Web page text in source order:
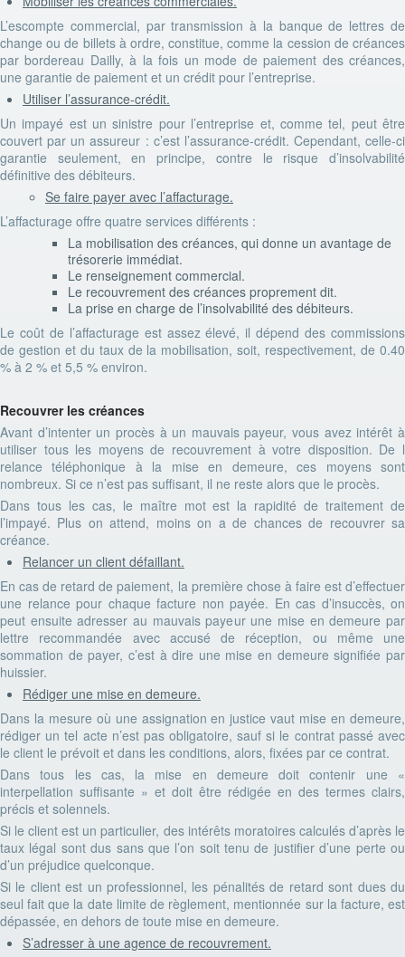
L’escompte commercial, par transmission à la banque de lettres de
change ou de billets à ordre, constitue, comme la cession de créances
par bordereau Dailly, à la fois un mode de paiement des créances,
une garantie de paiement et un crédit pour l’entreprise.
Utiliser l’assurance-crédit.
Un impayé est un sinistre pour l’entreprise et, comme tel, peut être
couvert par un assureur : c’est l’assurance-crédit. Cependant, celle-ci
garantie seulement, en principe, contre le risque d’insolvabilité
définitive des débiteurs.
Se faire payer avec l’affacturage.
L’affacturage offre quatre services différents :
La mobilisation des créances, qui donne un avantage de
trésorerie immédiat.
Le renseignement commercial.
Le recouvrement des créances proprement dit.
La prise en charge de l’insolvabilité des débiteurs.
Le coût de l’affacturage est assez élevé, il dépend des commissions
de gestion et du taux de la mobilisation, soit, respectivement, de 0.40
% à 2 % et 5,5 % environ.
Recouvrer les créances
Avant d’intenter un procès à un mauvais payeur, vous avez intérêt à
utiliser tous les moyens de recouvrement à votre disposition. De l
relance téléphonique à la mise en demeure, ces moyens sont
nombreux. Si ce n’est pas suffisant, il ne reste alors que le procès.
Dans tous les cas, le maître mot est la rapidité de traitement de
l’impayé. Plus on attend, moins on a de chances de recouvrer sa
créance.
Relancer un client défaillant.
En cas de retard de paiement, la première chose à faire est d’effectuer
une relance pour chaque facture non payée. En cas d’insuccès, on
peut ensuite adresser au mauvais payeur une mise en demeure par
lettre recommandée avec accusé de réception, ou même une
sommation de payer, c’est à dire une mise en demeure signifiée par
huissier.
Rédiger une mise en demeure.
Dans la mesure où une assignation en justice vaut mise en demeure,
rédiger un tel acte n’est pas obligatoire, sauf si le contrat passé avec
le client le prévoit et dans les conditions, alors, fixées par ce contrat.
Dans tous les cas, la mise en demeure doit contenir une «
interpellation suffisante » et doit être rédigée en des termes clairs,
précis et solennels.
Si le client est un particulier, des intérêts moratoires calculés d’après le
taux légal sont dus sans que l’on soit tenu de justifier d’une perte ou
d’un préjudice quelconque.
Si le client est un professionnel, les pénalités de retard sont dues du
seul fait que la date limite de règlement, mentionnée sur la facture, est
dépassée, en dehors de toute mise en demeure.
S’adresser à une agence de recouvrement.